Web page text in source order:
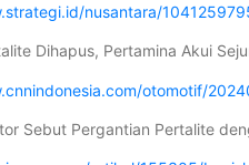
nusantara/
Dihapus, Pertamina Akui
otomotif/
Sebut Pergantian Pertalite